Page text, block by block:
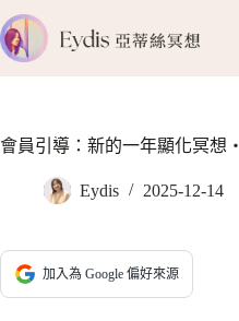
跳
至
主
容
會員引導：新的一年顯化冥想
Eydis 2025-12-14
加入為 Google 偏好來源